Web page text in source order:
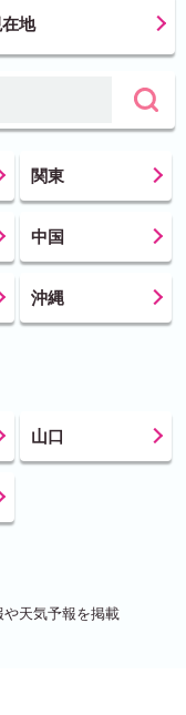
地
関東
中国
沖縄
山口
天気予報を掲載